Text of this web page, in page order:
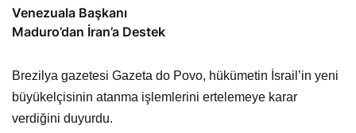
Venezuala Başkanı
Maduro’dan İran’a Destek
Brezilya gazetesi Gazeta do Povo, hükümetin İsrail’in yeni
büyükelçisinin atanma işlemlerini ertelemeye karar
verdiğini duyurdu.